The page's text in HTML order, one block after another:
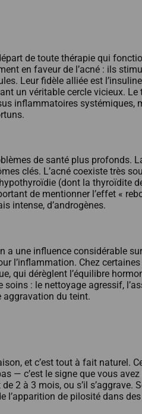
de toute thérapie qui
en faveur de l’acné : ils
Leur fidèle alliée est
un véritable cercle vicieux.
inflammatoires
de santé plus
clés. L’acné coexiste
(dont la thyroïdite
de mentionner l’effet «
intense, d’androgènes.
une influence considérable
Chez
qui dérèglent l’équilibre
: le nettoyage agressif,
aggravation du teint.
et c’est tout à fait
— c’est le signe que vous
2 à 3 mois, ou s’il
l’apparition de pilosité dans